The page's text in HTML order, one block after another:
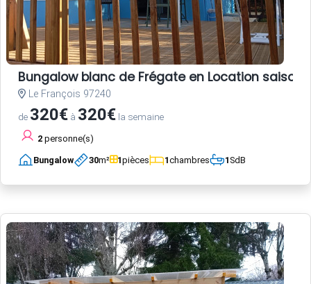
Bungalow blanc de Frégate en Location
Le François 97240
de 320€ à 320€ la semaine
2 personne(s)
Bungalow 30m² 1pièces 1chambres 1SdB